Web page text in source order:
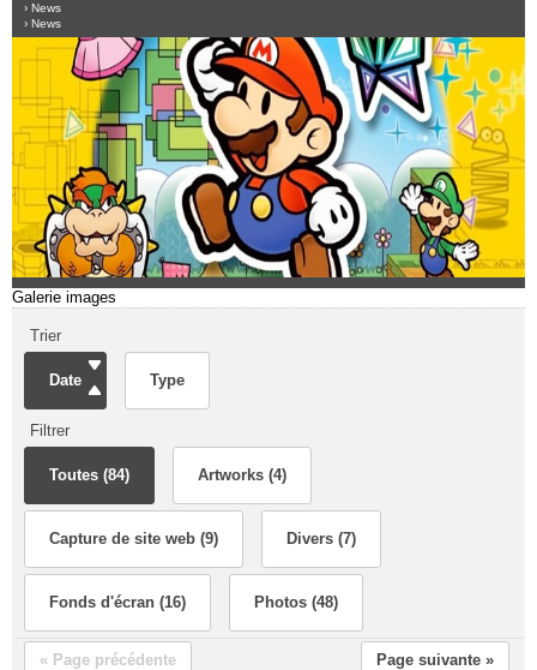
› News
› News
Galerie images
Trier
Date Type
Filtrer
Toutes (84) Artworks (4)
Capture de site web (9) Divers (7)
Fonds d'écran (16) Photos (48)
« Page précédente Page suivante »